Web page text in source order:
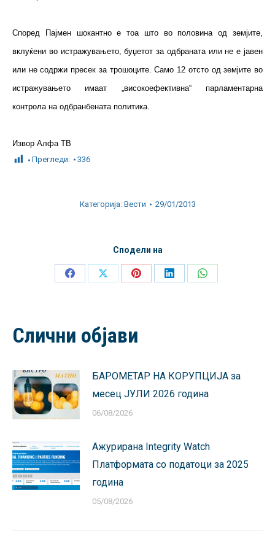
Според Пајмен шокантно е тоа што во половина од земјите,
вклуќени во истражувањето, буџетот за одбраната или не е јавен
или не содржи пресек за трошоците. Само 12 отсто од земјите во
истражувањето имаат „високоефективна“ парламентарна
контрола на одбранбената политика.
Извор Алфа ТВ
Прегледи:
336
Категорија: Вести 29/01/2013
Сподели на
Share
Share
Share
Share
Share
Слични објави
БАРОМЕТАР НА КОРУПЦИЈА за
месец ЈУЛИ 2026 година
06/08/2026
Ажурирана Integrity Watch
Платформата со податоци за 2025
година
05/08/2026